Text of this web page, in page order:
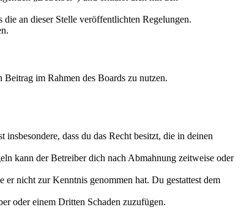
an dieser Stelle veröffentlichten Regelungen.
im Rahmen des Boards zu nutzen.
dass du das Recht besitzt, die in deinen
kann der Betreiber dich nach Abmahnung zeitweise oder
nicht zur Kenntnis genommen hat. Du gestattest dem
oder einem Dritten Schaden zuzufügen.